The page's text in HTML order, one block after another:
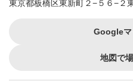
東京都板橋区東新町２−５６−２
Googleマ
地図で